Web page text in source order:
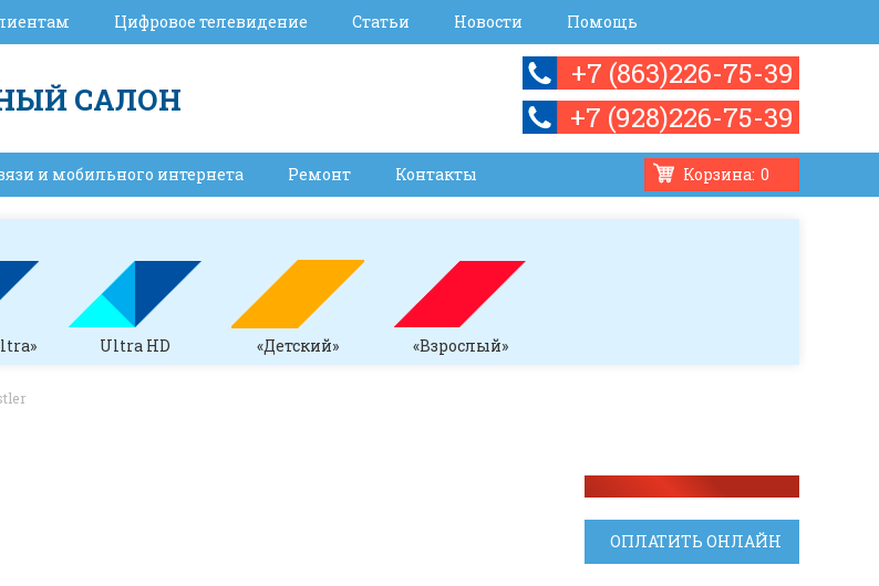
Цифровое телевидение Статьи Новости Помощь
САЛОН
+7 (863)226-75-39
+7 (928)226-75-39
и мобильного интернета Ремонт Контакты Корзина: 0
Ultra HD «Детский» «Взрослый»
ОПЛАТИТЬ ОНЛАЙН